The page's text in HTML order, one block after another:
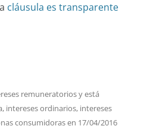
cláusula es transparente
remuneratoriosy está
, intereses ordinarios, intereses
consumidorasen 17/04/2016